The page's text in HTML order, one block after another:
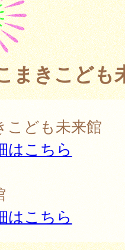
まきこども
こども未来館
はこちら
はこちら